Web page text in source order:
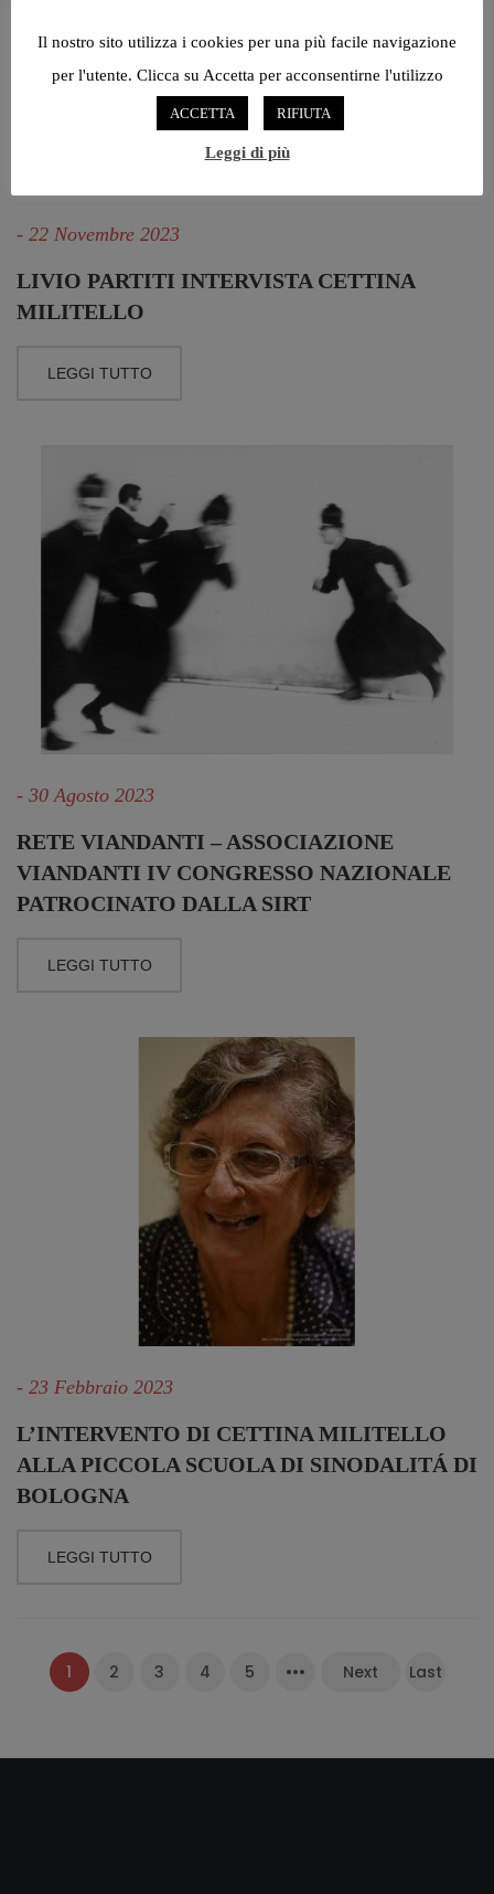
- 22 Novembre 2023
LIVIO PARTITI INTERVISTA CETTINA
MILITELLO
LEGGI TUTTO
- 30 Agosto 2023
RETE VIANDANTI – ASSOCIAZIONE
VIANDANTI IV CONGRESSO NAZIONALE
PATROCINATO DALLA SIRT
LEGGI TUTTO
- 23 Febbraio 2023
L’INTERVENTO DI CETTINA MILITELLO
ALLA PICCOLA SCUOLA DI SINODALITÁ DI
BOLOGNA
LEGGI TUTTO
1 2 3 4 5 ••• Next Last
Il nostro sito utilizza i cookies per una più facile navigazione
per l'utente. Clicca su Accetta per acconsentirne l'utilizzo
ACCETTA RIFIUTA
Leggi di più